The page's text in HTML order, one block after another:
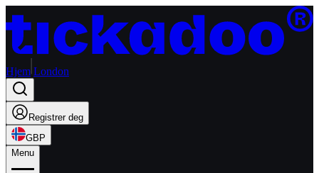
Hjem London
Registrer deg
GBP
Menu